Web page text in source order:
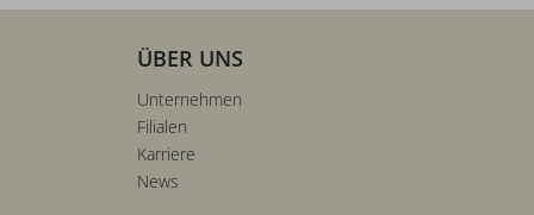
ÜBER UNS
Unternehmen
Filialen
Karriere
News